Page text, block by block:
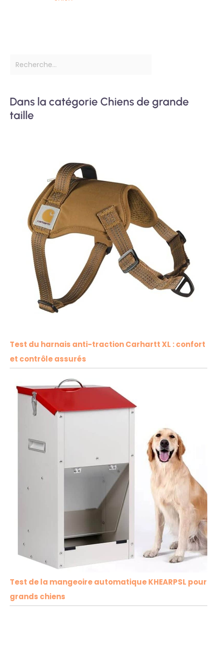
Dans la catégorie Chiens de grande
taille
Test du harnais anti-traction Carhartt XL : confort
et contrôle assurés
Test de la mangeoire automatique KHEARPSL pour
grands chiens